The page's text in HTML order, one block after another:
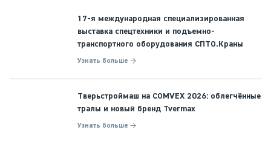
17-я международная специализированная
выставка спецтехники и подъемно-
транспортного оборудования СПТО.Краны
Узнать больше →
Тверьстроймаш на COMVEX 2026: облегчённые
тралы и новый бренд Tvermax
Узнать больше →